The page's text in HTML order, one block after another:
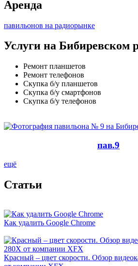
Аренда
павильонов на радиорынке
Услуги на Бибиревском
Ремонт планшетов
Ремонт телефонов
Скупка б/у планшетов
Скупка б/у смартфонов
Скупка б/у телефонов
пав.9
ещё
Cтатьи
Как удалить Google Chrome
Красный – цвет скорости. Обзор